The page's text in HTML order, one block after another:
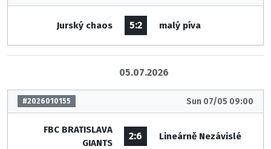
Jurský chaos 5:2 malý píva
05.07.2026
#2026010155 Sun 07/05 09:00
FBC BRATISLAVA
GIANTS
2:6 Lineárně Nezávislé